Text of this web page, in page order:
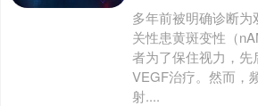
多年前被明确诊断
关性患黄斑变性（
者为了保住视力，
VEGF治疗。然而，
射....